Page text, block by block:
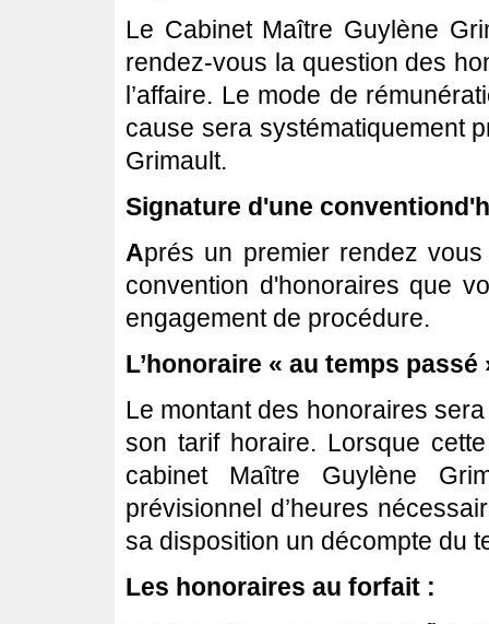
Le Cabinet Maître Guylène
rendez-vous la question des
l’affaire. Le mode de
cause sera systématiquement
Grimault.
Signature d'une
Aprés un premier rendez
convention d'honoraires que
engagement de procédure.
L’honoraire « au temps passé
Le montant des honoraires
son tarif horaire. Lorsque
cabinet Maître Guylène
prévisionnel d’heures
sa disposition un décompte du
Les honoraires au forfait :